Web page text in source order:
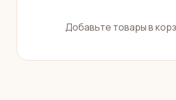
Добавьте товары в